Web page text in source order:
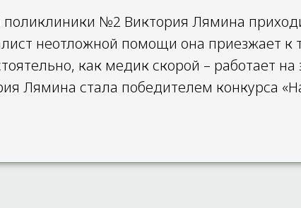
№2 Виктория Лямина
неотложной помощи она приезжает к
как медик скорой – работает
Лямина стала победителем конкурса